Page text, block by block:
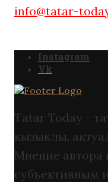
info@tatar-
Instagram
Vk
Tatar Today -
кызыклы,
Мнение автора
субъективным